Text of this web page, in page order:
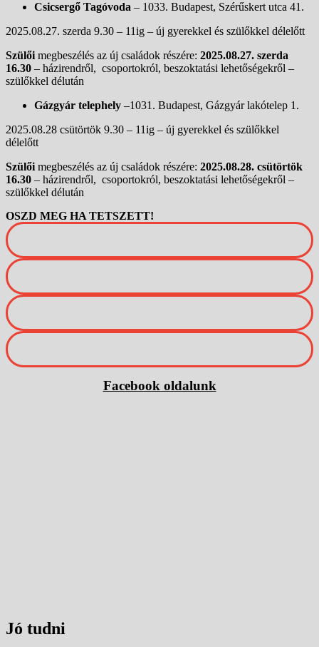
Csicsergő Tagóvoda – 1033. Budapest, Szérűskert utca 41.
2025.08.27. szerda 9.30 – 11ig – új gyerekkel és szülőkkel délelőtt
Szülői megbeszélés az új családok részére: 2025.08.27. szerda
16.30 – házirendről, csoportokról, beszoktatási lehetőségekről –
szülőkkel délután
Gázgyár telephely –1031. Budapest, Gázgyár lakótelep 1.
2025.08.28 csütörtök 9.30 – 11ig – új gyerekkel és szülőkkel
délelőtt
Szülői megbeszélés az új családok részére: 2025.08.28. csütörtök
16.30 – házirendről, csoportokról, beszoktatási lehetőségekről –
szülőkkel délután
OSZD MEG HA TETSZETT!
Facebook oldalunk
Jó tudni